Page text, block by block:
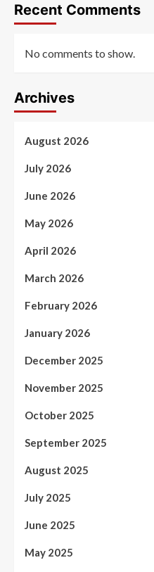
Recent Comments
No comments to show.
Archives
August 2026
July 2026
June 2026
May 2026
April 2026
March 2026
February 2026
January 2026
December 2025
November 2025
October 2025
September 2025
August 2025
July 2025
June 2025
May 2025